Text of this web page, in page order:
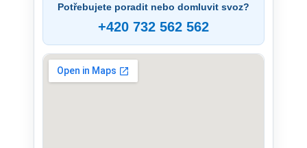
Potřebujete poradit nebo domluvit svoz?
+420 732 562 562